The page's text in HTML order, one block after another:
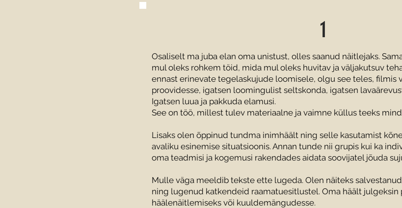
1
Osaliselt ma juba elan oma unistust, olles saanud näitlejaks.
mul oleks rohkem töid, mida mul oleks huvitav ja väljakutsuv
ennast erinevate tegelaskujude loomisele, olgu see teles, filmis
proovidesse, igatsen loomingulist seltskonda, igatsen
Igatsen luua ja pakkuda elamusi.
See on töö, millest tulev materiaalne ja vaimne küllus teeks
Lisaks olen õppinud tundma inimhäält ning selle kasutamist
avaliku esinemise situatsioonis. Annan tunde nii grupis kui ka
oma teadmisi ja kogemusi rakendades aidata soovijatel jõuda
Mulle väga meeldib tekste ette lugeda. Olen näiteks
ning lugenud katkendeid raamatuesitlustel. Oma häält julgeksin
häälenäitlemiseks või kuuldemängudesse.